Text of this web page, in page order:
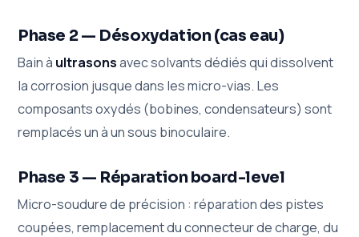
Phase 2 — Désoxydation (cas eau)
Bain à ultrasonsavec solvants dédiés qui dissolvent
la corrosion jusque dans les micro-vias. Les
composants oxydés (bobines, condensateurs) sont
remplacés un à un sous binoculaire.
Phase 3 — Réparation board-level
Micro-soudure de précision : réparation des pistes
coupées, remplacement du connecteur de charge, du